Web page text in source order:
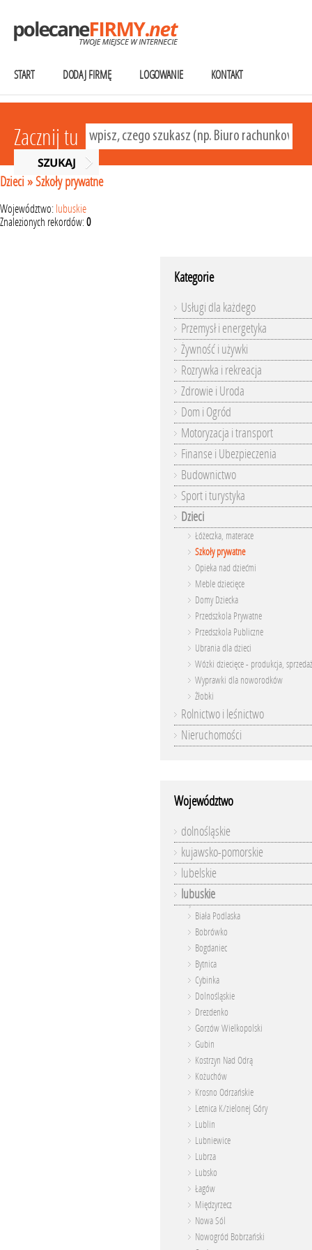
START DODAJ FIRMĘ LOGOWANIE KONTAKT
Zacznij tu
Dzieci »Szkoły prywatne
Województwo: lubuskie
Znalezionych rekordów:0
Kategorie
Usługi dla każdego
Przemysł i energetyka
Żywność i używki
Rozrywka i rekreacja
Zdrowie i Uroda
Dom i Ogród
Motoryzacja i transport
Finanse i Ubezpieczenia
Budownictwo
Sport i turystyka
Dzieci
Łóżeczka, materace
Szkoły prywatne
Opieka nad dziećmi
Meble dziecięce
Domy Dziecka
Przedszkola Prywatne
Przedszkola Publiczne
Ubrania dla dzieci
Wózki dziecięce - produkcja, sprzedaż
Wyprawki dla noworodków
Żłobki
Rolnictwo i leśnictwo
Nieruchomości
Województwo
dolnośląskie
kujawsko-pomorskie
lubelskie
lubuskie
Biała Podlaska
Bobrówko
Bogdaniec
Bytnica
Cybinka
Dolnośląskie
Drezdenko
Gorzów Wielkopolski
Gubin
Kostrzyn Nad Odrą
Kożuchów
Krosno Odrzańskie
Letnica K/zielonej Góry
Lublin
Lubniewice
Lubrza
Lubsko
Łagów
Międzyrzecz
Nowa Sól
Nowogród Bobrzański